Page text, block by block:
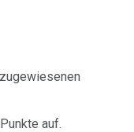
auf.